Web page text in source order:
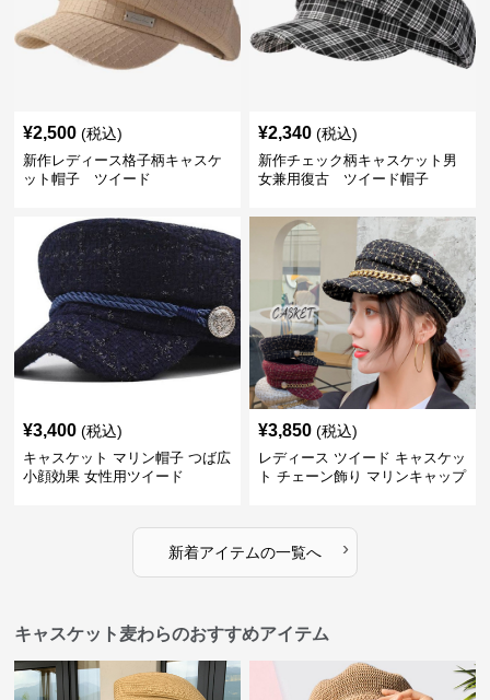
¥2,500 (税込)
新作レディース格子柄キャスケ
ット帽子 ツイード
¥2,340 (税込)
新作チェック柄キャスケット男
女兼用復古 ツイード帽子
¥3,400 (税込)
キャスケット マリン帽子 つば広
小顔効果 女性用ツイード
¥3,850 (税込)
レディース ツイード キャスケッ
ト チェーン飾り マリンキャップ
新着アイテムの一覧へ ›
キャスケット麦わらのおすすめアイテム